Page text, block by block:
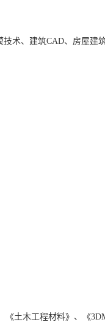
术、建筑CAD、房屋建
《土木工程材料》、《